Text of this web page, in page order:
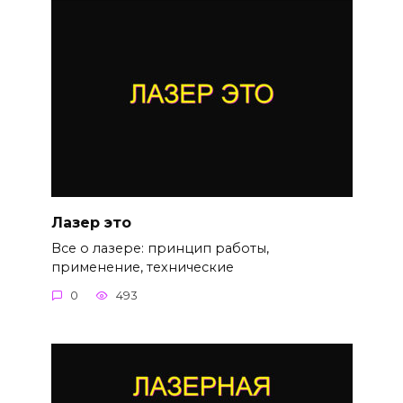
Лазер это
Все о лазере: принцип работы,
применение, технические
0 493